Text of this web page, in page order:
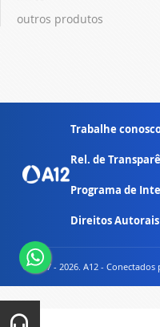
outros produtos
Trabalhe
Rel. de
Programa de
Direitos Autorais
© 2007 - 2026. A12 - Conectados